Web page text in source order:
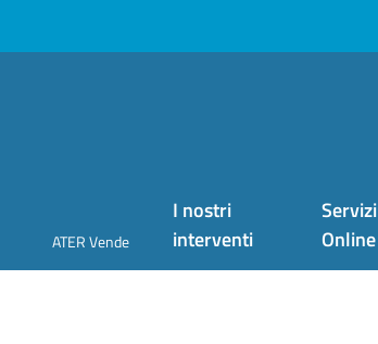
ATER Vende
I nostri
interventi
Servizi
Online